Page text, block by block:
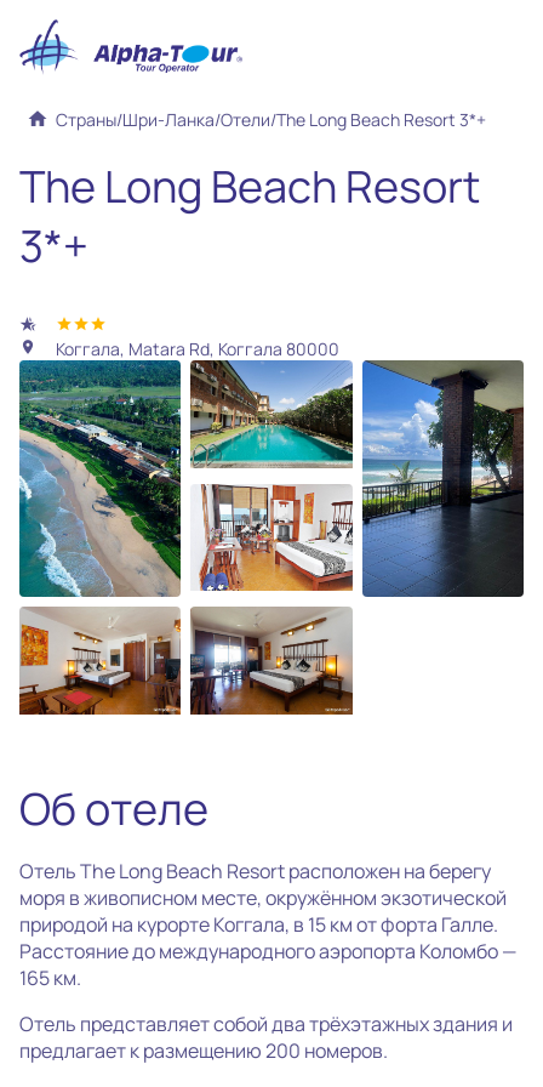
home Страны/Шри-Ланка/Отели/The Long Beach Resort 3*+
The Long Beach Resort
3*+
hotel_class starstarstar
location_on
Коггала, Matara Rd, Коггала 80000
Об отеле
Отель The Long Beach Resort расположен на берегу
моря в живописном месте, окружённом экзотической
природой на курорте Коггала, в 15 км от форта Галле.
Расстояние до международного аэропорта Коломбо —
165 км.
Отель представляет собой два трёхэтажных здания и
предлагает к размещению 200 номеров.